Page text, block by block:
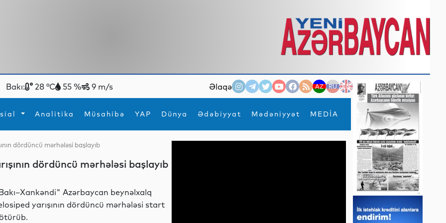
Bakı: 28 °C 55 % 9 m/s Əlaqə AZ RU EN
Analitika Müsahibə YAP Dünya Ədəbiyyat Mədəniyyət MEDİA
×
İdman Yeni texnologiyalar
dördüncü mərhələsi başlayıb
dördüncü mərhələsi başlayıb
Azərbaycan beynəlxalq
yarışının dördüncü mərhələsi start